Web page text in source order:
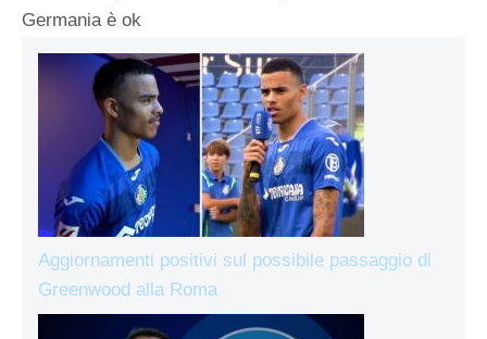
Germania è ok
Aggiornamenti positivi sul possibile passaggio di
Greenwood alla Roma